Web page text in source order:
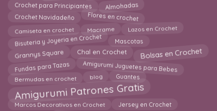
Crochet para Principiantes Almohadas
Crochet Navidadeño Flores en crochet
Camiseta en crochet Macrame Lazos en Crochet
Bisuteria y Joyeria en Crochet Mascotas
Grannys Square Chal en Crochet Bolsas en Crochet
Fundas para Tazas Amigurumi Juguetes para Bebes
Bermudas en crochet blog Guantes
Amigurumi Patrones Gratis
Marcos Decorativos en Crochet
Jersey en Crochet